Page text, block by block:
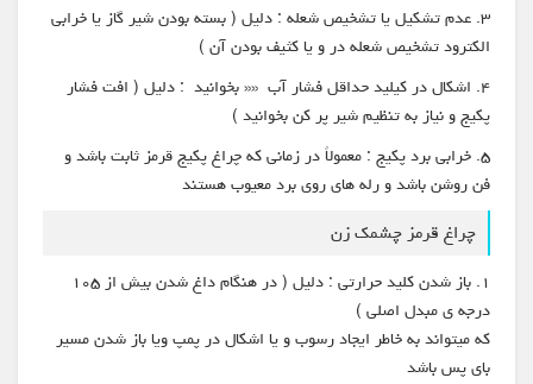
۳. عدم تشکیل یا تشخیص شعله : دلیل ( بسته بودن شیر گاز یا خرابی
الکترود تشخیص شعله در و یا کثیف بودن آن )
۴. اشکال در کیلید حداقل فشار آب «« بخوانید : دلیل ( افت فشار
پکیج و نیاز به تنظیم شیر پر کن بخوانید )
۵. خرابی برد پکیج : معمولاً در زمانی که چراغ پکیج قرمز ثابت باشد و
فن روشن باشد و رله های روی برد معیوب هستند
چراغ قرمز چشمک زن
۱. باز شدن کلید حرارتی : دلیل ( در هنگام داغ شدن بیش از ۱۰۵
درجه ی مبدل اصلی )
که میتواند به خاطر ایجاد رسوب و یا اشکال در پمپ ویا باز شدن مسیر
بای پس باشد